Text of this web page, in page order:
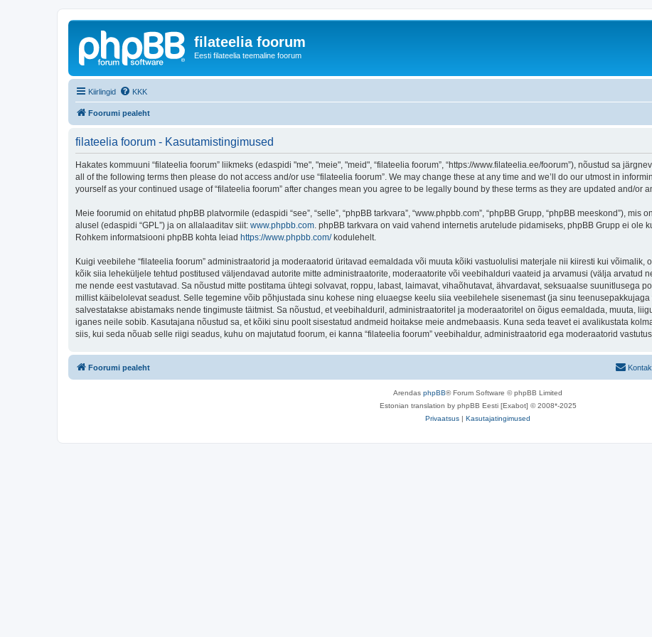
filateelia foorum
Eesti filateelia teemaline foorum
Kiirlingid KKK
Foorumi pealeht
filateelia foorum - Kasutamistingimused
Hakates kommuuni “filateelia foorum” liikmeks (edaspidi "me", "meie", "meid", “filateelia foorum”, “https://www.filateelia.ee/foorum”), nõustud sa
all of the following terms then please do not access and/or use “filateelia foorum”. We may change these at any time and we’ll do our utmost in
yourself as your continued usage of “filateelia foorum” after changes mean you agree to be legally bound by these terms as they are updated and/or
Meie foorumid on ehitatud phpBB platvormile (edaspidi “see”, “selle”, “phpBB tarkvara”, “www.phpbb.com”, “phpBB Grupp, “phpBB meeskond”), mis
alusel (edaspidi “GPL”) ja on allalaaditav siit: www.phpbb.com . phpBB tarkvara on vaid vahend internetis arutelude pidamiseks, phpBB Grupp ei ole
Rohkem informatsiooni phpBB kohta leiad https://www.phpbb.com/kodulehelt.
Kuigi veebilehe “filateelia foorum” administraatorid ja moderaatorid üritavad eemaldada või muuta kõiki vastuolulisi materjale nii kiiresti kui võimalik,
kõik siia leheküljele tehtud postitused väljendavad autorite mitte administraatorite, moderaatorite või veebihalduri vaateid ja arvamusi (välja arvatud
me nende eest vastutavad. Sa nõustud mitte postitama ühtegi solvavat, roppu, labast, laimavat, vihaõhutavat, ähvardavat, seksuaalse suunitlusega
millist käibelolevat seadust. Selle tegemine võib põhjustada sinu kohese ning eluaegse keelu siia veebilehele sisenemast (ja sinu
salvestatakse abistamaks nende tingimuste täitmist. Sa nõustud, et veebihalduril, administraatoritel ja moderaatoritel on õigus eemaldada, muuta,
iganes neile sobib. Kasutajana nõustud sa, et kõiki sinu poolt sisestatud andmeid hoitakse meie andmebaasis. Kuna seda teavet ei avalikustata
siis, kui seda nõuab selle riigi seadus, kuhu on majutatud foorum, ei kanna “filateelia foorum” veebihaldur, administraatorid ega moderaatorid
Foorumi pealeht
Arendas phpBB® Forum Software © phpBB Limited
Estonian translation by phpBB Eesti [Exabot] © 2008*-2025
Privaatsus | Kasutajatingimused